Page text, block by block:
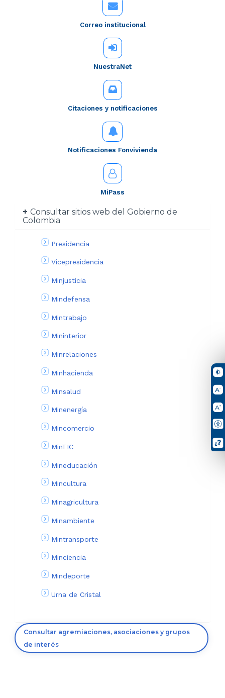
Correo institucional
NuestraNet
Citaciones y notificaciones
Notificaciones Fonvivienda
MiPass
Consultar sitios web del Gobierno de
Colombia
Presidencia
Vicepresidencia
Minjusticia
Mindefensa
Mintrabajo
Mininterior
Minrelaciones
Minhacienda
Minsalud
Minenergía
Mincomercio
MinTIC
Mineducación
Mincultura
Minagricultura
Minambiente
Mintransporte
Minciencia
Mindeporte
Urna de Cristal
Consultar agremiaciones, asociaciones y grupos
de interés